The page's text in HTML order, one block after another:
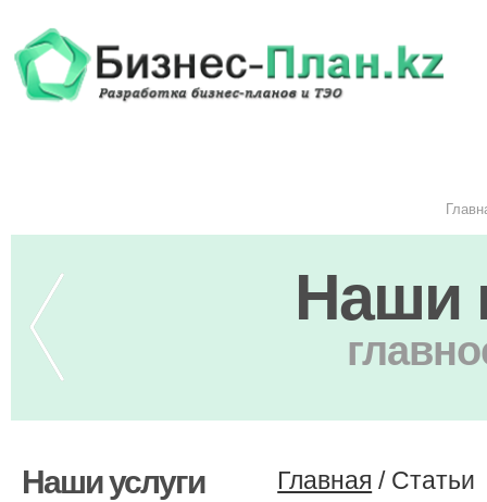
Наши
Наши услуги Главная / Статьи